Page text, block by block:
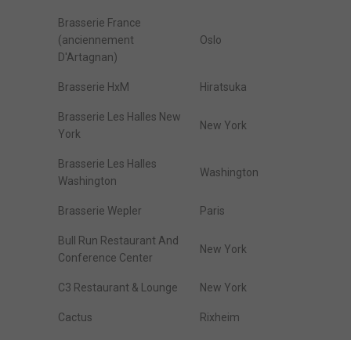
Brasserie France
(anciennement
D'Artagnan)
Oslo
Brasserie HxM Hiratsuka
Brasserie Les Halles New
York
New York
Brasserie Les Halles
Washington
Washington
Brasserie Wepler Paris
Bull Run Restaurant And
Conference Center
New York
C3 Restaurant & Lounge New York
Cactus Rixheim